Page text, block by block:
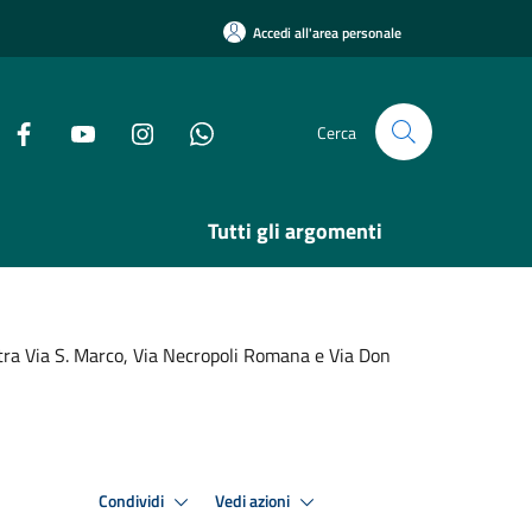
Accedi all'area personale
Cerca
Tutti gli argomenti
S. Marco, Via Necropoli Romana e Via Don
Condividi Vedi azioni